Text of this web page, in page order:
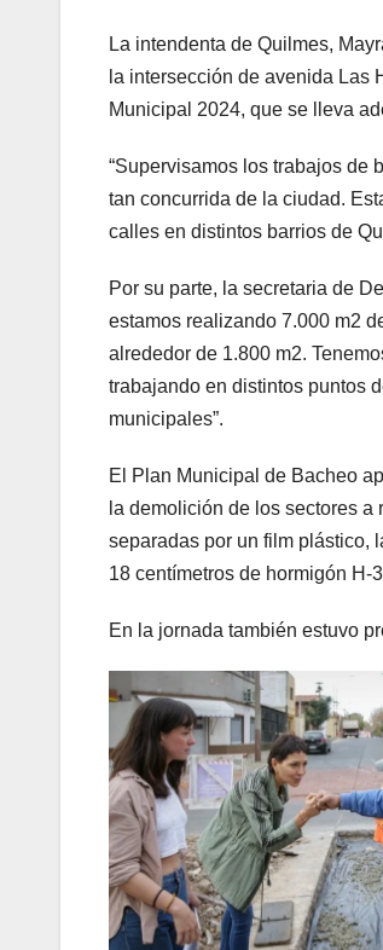
La intendenta de Quilmes,
la intersección de avenida Las
Municipal 2024, que se lleva
“Supervisamos los trabajos de
tan concurrida de la ciudad.
calles en distintos barrios de
Por su parte, la secretaria de
estamos realizando 7.000 m2
alrededor de 1.800 m2.
trabajando en distintos puntos
municipales”.
El Plan Municipal de Bacheo
la demolición de los sectores
separadas por un film plástico,
18 centímetros de hormigón H-
En la jornada también estuvo